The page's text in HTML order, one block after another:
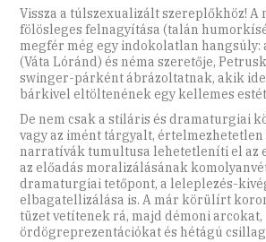
Vissza a túlszexualizált szereplőkhöz! A
fölösleges felnagyítása (talán
megfér még egy indokolatlan hangsúly:
(Váta Lóránd) és néma szeretője,
swinger-párként ábrázoltatnak, akik
bárkivel eltöltenének egy kellemes
De nem csak a stiláris és dramaturgiai
vagy az imént tárgyalt,
narratívák tumultusa lehetetleníti el az
az előadás moralizálásának
dramaturgiai tetőpont, a leleplezés-
elbagatellizálása is. A már körülírt
tüzet vetítenek rá, majd démoni arcokat,
ördögreprezentációkat és hétágú